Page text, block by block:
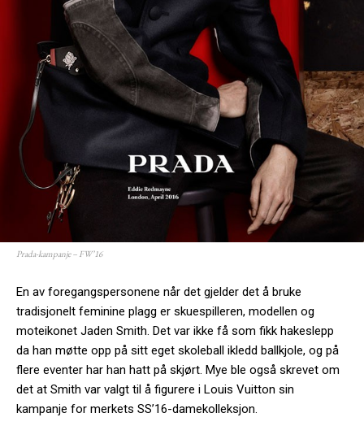
Prada-kampanje – FW’16
En av foregangspersonene når det gjelder det å bruke
tradisjonelt feminine plagg er skuespilleren, modellen og
moteikonet Jaden Smith. Det var ikke få som fikk hakeslepp
da han møtte opp på sitt eget skoleball ikledd ballkjole, og på
flere eventer har han hatt på skjørt. Mye ble også skrevet om
det at Smith var valgt til å figurere i Louis Vuitton sin
kampanje for merkets SS’16-damekolleksjon.